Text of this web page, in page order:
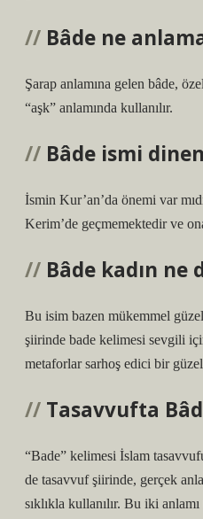
Bâde ne
Şarap anlamına gelen bâde,
“aşk” anlamında kullanılır.
Bâde ismi
İsmin Kur’an’da önemi var
Kerim’de geçmemektedir ve
Bâde kadın ne
Bu isim bazen mükemmel
şiirinde bade kelimesi sevgili
metaforlar sarhoş edici bir
Tasavvufta
“Bade” kelimesi İslam
de tasavvuf şiirinde, gerçek
sıklıkla kullanılır. Bu iki